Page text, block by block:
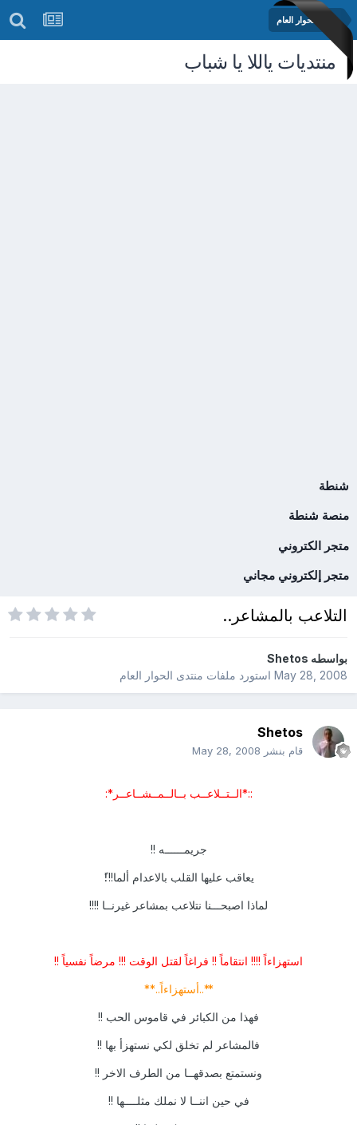
منتدى الحوار العام
منتديات ياللا يا شباب
شنطة
منصة شنطة
متجر الكتروني
متجر إلكتروني مجاني
التلاعب بالمشاعر..
بواسطهShetos
May 28, 2008استورد ملفات منتدى الحوار العام
Shetos
قام بنشر May 28, 2008
::*الــتــلاعــب بــالــمــشــاعــر*:
جريمــــــه !!
يعاقب عليها القلب بالاعدام ألما!!!ً
لماذا اصبحـــنا نتلاعب بمشاعر غيرنــا !!!!
استهزاءاً !!!! انتقاماً !! فراغاً لقتل الوقت !!! مرضاً نفسياً !!
**..أستهزاءاً..**
فهذا من الكبائر في قاموس الحب !!
فالمشاعر لم تخلق لكي نستهزأ بها !!
ونستمتع بصدقهــا من الطرف الاخر !!
في حين اننــا لا نملك مثلــــها !!